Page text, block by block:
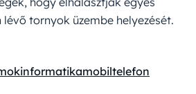
tornyok üzembe helyezését.
informatikamobiltelefon